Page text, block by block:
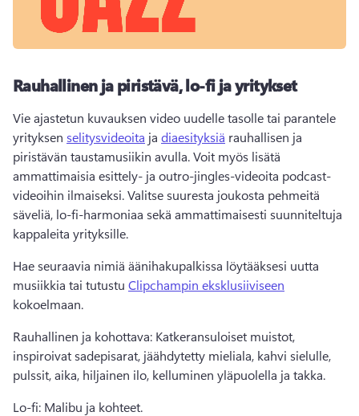
Rauhallinen ja piristävä, lo-fi ja yritykset
Vie ajastetun kuvauksen video uudelle tasolle tai parantele
yrityksen selitysvideoita ja diaesityksiä rauhallisen ja
piristävän taustamusiikin avulla. Voit myös lisätä
ammattimaisia esittely- ja outro-jingles-videoita podcast-
videoihin ilmaiseksi. Valitse suuresta joukosta pehmeitä
säveliä, lo-fi-harmoniaa sekä ammattimaisesti suunniteltuja
kappaleita yrityksille.
Hae seuraavia nimiä äänihakupalkissa löytääksesi uutta
musiikkia tai tutustu Clipchampin eksklusiiviseen
kokoelmaan.
Rauhallinen ja kohottava: Katkeransuloiset muistot,
inspiroivat sadepisarat, jäähdytetty mieliala, kahvi sielulle,
pulssit, aika, hiljainen ilo, kelluminen yläpuolella ja takka.
Lo-fi: Malibu ja kohteet.